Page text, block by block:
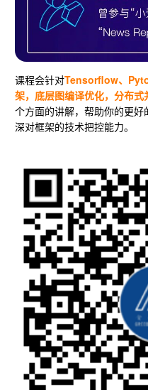
课程会针对Tensorflow、
架，底层图编译优化，分布式
个方面的讲解，帮助你的更
深对框架的技术把控能力。